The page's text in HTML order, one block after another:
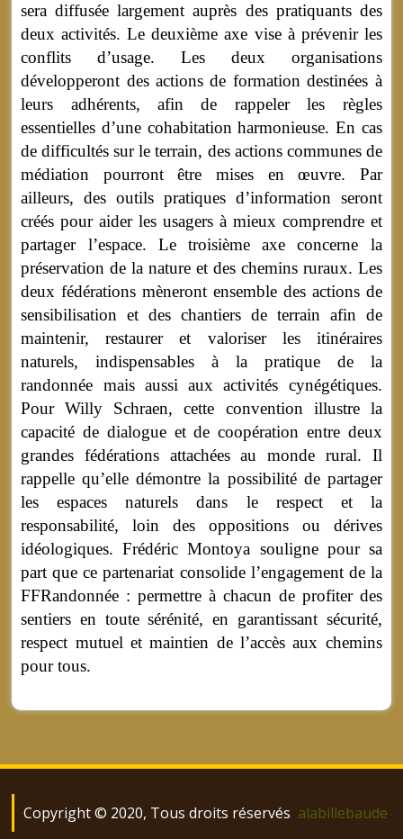
sera diffusée largement auprès des pratiquants des
deux activités. Le deuxième axe vise à prévenir les
conflits d’usage. Les deux organisations
développeront des actions de formation destinées à
leurs adhérents, afin de rappeler les règles
essentielles d’une cohabitation harmonieuse. En cas
de difficultés sur le terrain, des actions communes de
médiation pourront être mises en œuvre. Par
ailleurs, des outils pratiques d’information seront
créés pour aider les usagers à mieux comprendre et
partager l’espace. Le troisième axe concerne la
préservation de la nature et des chemins ruraux. Les
deux fédérations mèneront ensemble des actions de
sensibilisation et des chantiers de terrain afin de
maintenir, restaurer et valoriser les itinéraires
naturels, indispensables à la pratique de la
randonnée mais aussi aux activités cynégétiques.
Pour Willy Schraen, cette convention illustre la
capacité de dialogue et de coopération entre deux
grandes fédérations attachées au monde rural. Il
rappelle qu’elle démontre la possibilité de partager
les espaces naturels dans le respect et la
responsabilité, loin des oppositions ou dérives
idéologiques. Frédéric Montoya souligne pour sa
part que ce partenariat consolide l’engagement de la
FFRandonnée : permettre à chacun de profiter des
sentiers en toute sérénité, en garantissant sécurité,
respect mutuel et maintien de l’accès aux chemins
pour tous.
Copyright © 2020, Tous droits réservés alabillebaude